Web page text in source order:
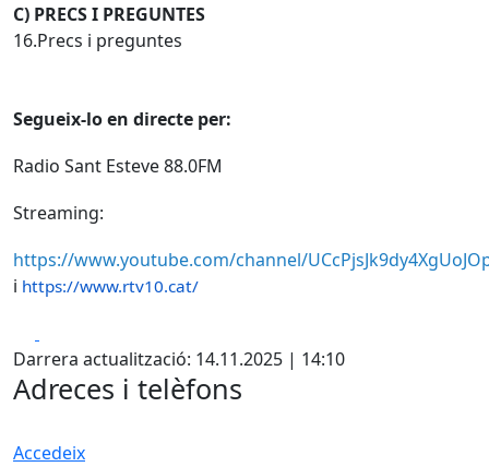
C) PRECS I PREGUNTES
16.Precs i preguntes
Segueix-lo en directe per:
Radio Sant Esteve 88.0FM
Streaming:
https://www.youtube.com/channel/
i https://www.rtv10.cat/
Darrera actualització: 14.11.2025 | 14:10
Adreces i telèfons
Accedeix